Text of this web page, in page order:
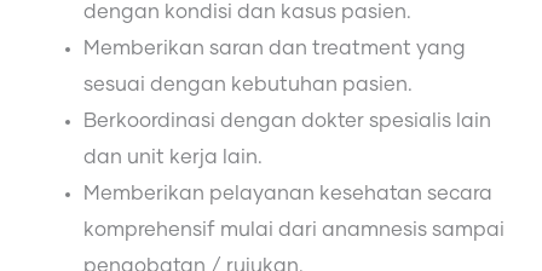
dengan kondisi dan kasus pasien.
Memberikan saran dan treatment yang
sesuai dengan kebutuhan pasien.
Berkoordinasi dengan dokter spesialis lain
dan unit kerja lain.
Memberikan pelayanan kesehatan secara
komprehensif mulai dari anamnesis sampai
pengobatan / rujukan.